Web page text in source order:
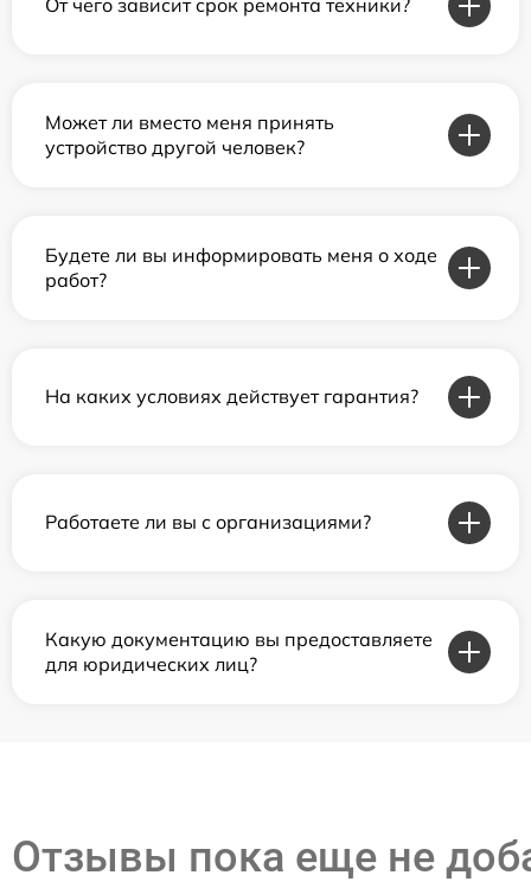
От чего зависит срок ремонта техники?
Может ли вместо меня принять
устройство другой человек?
Будете ли вы информировать меня о ходе
работ?
На каких условиях действует гарантия?
Работаете ли вы с организациями?
Какую документацию вы предоставляете
для юридических лиц?
Отзывы пока еще не